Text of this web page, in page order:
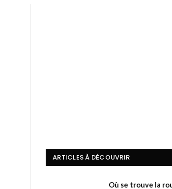
ARTICLES À DÉCOUVRIR
Où se trouve la